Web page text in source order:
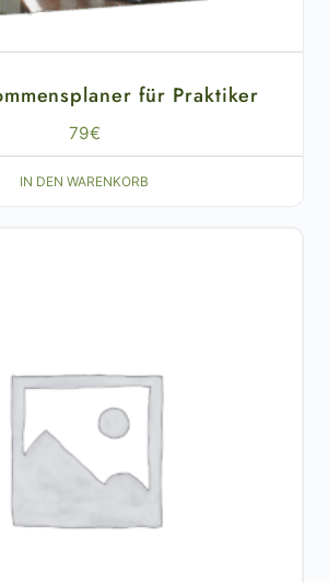
für Praktiker
79€
IN DEN WARENKORB